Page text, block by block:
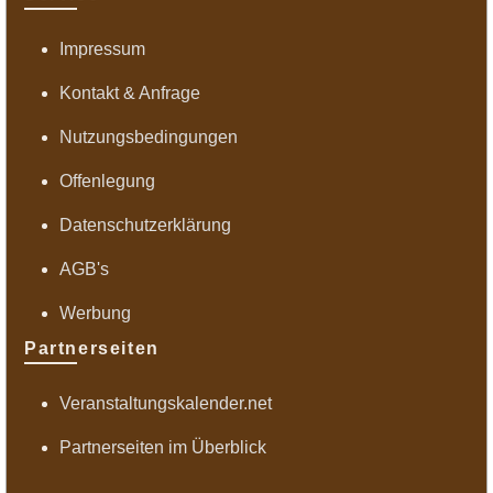
Impressum
Kontakt & Anfrage
Nutzungsbedingungen
Offenlegung
Datenschutzerklärung
AGB's
Werbung
Partnerseiten
Veranstaltungskalender.net
Partnerseiten im Überblick